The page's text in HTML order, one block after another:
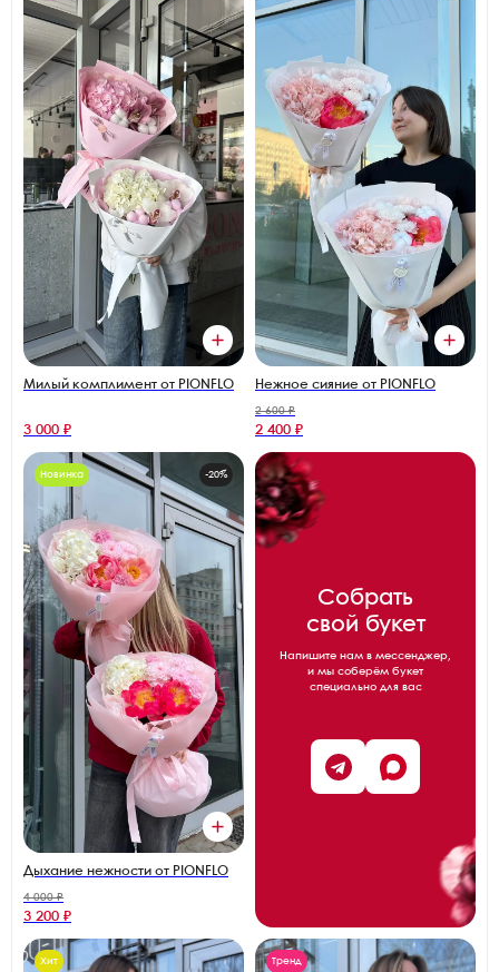
Милый комплимент от PIONFLO
3 000 ₽
Нежное сияние от PIONFLO
2 600 ₽
2 400 ₽
Новинка -20%
Дыхание нежности от PIONFLO
4 000 ₽
3 200 ₽
Собрать
свой букет
Напишите нам в мессенджер,
и мы соберём букет
специально для вас
Хит Тренд